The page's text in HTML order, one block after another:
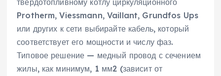
Protherm, Viessmann, Vaillant, Grundfos Ups
или других к сети выбирайте кабель, который
соответствует его мощности и числу фаз.
Типовое решение — медный провод с сечением
жилы, как минимум, 1 мм2 (зависит от